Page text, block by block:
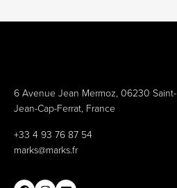
6 Avenue Jean Mermoz, 06230 Saint-
Jean-Cap-Ferrat, France
+33 4 93 76 87 54
marks@marks.fr